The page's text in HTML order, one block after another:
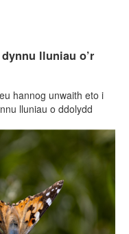
lluniau o’r
hannog unwaith eto i
lluniau o ddolydd